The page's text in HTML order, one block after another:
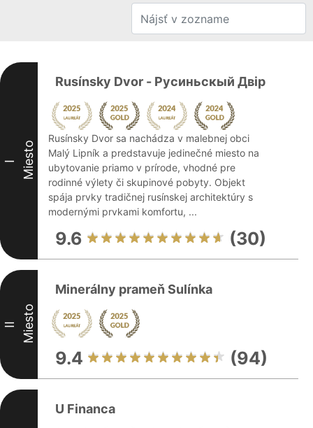
I Miesto
Rusínsky Dvor - Русиньскый Двір
Rusínsky Dvor sa nachádza v malebnej obci
Malý Lipník a predstavuje jedinečné miesto na
ubytovanie priamo v prírode, vhodné pre
rodinné výlety či skupinové pobyty. Objekt
spája prvky tradičnej rusínskej architektúry s
modernými prvkami komfortu, ...
9.6 (30)
II Miesto
Minerálny prameň Sulínka
9.4 (94)
U Financa